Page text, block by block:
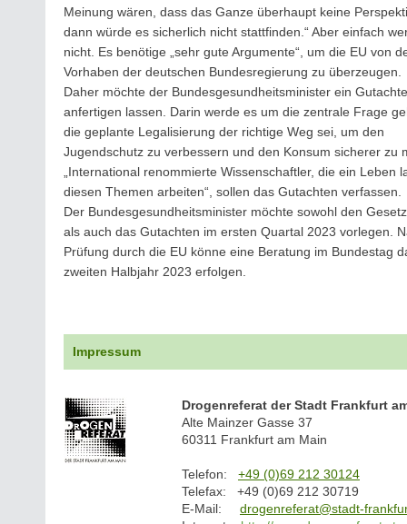
Meinung wären, dass das Ganze überhaupt keine
dann würde es sicherlich nicht stattfinden.“ Aber einfach
nicht. Es benötige „sehr gute Argumente“, um die EU von
Vorhaben der deutschen Bundesregierung zu überzeugen.
Daher möchte der Bundesgesundheitsminister ein
anfertigen lassen. Darin werde es um die zentrale Frage
die geplante Legalisierung der richtige Weg sei, um den
Jugendschutz zu verbessern und den Konsum sicherer zu
„International renommierte Wissenschaftler, die ein Leben
diesen Themen arbeiten“, sollen das Gutachten verfassen.
Der Bundesgesundheitsminister möchte sowohl den
als auch das Gutachten im ersten Quartal 2023 vorlegen.
Prüfung durch die EU könne eine Beratung im Bundestag
zweiten Halbjahr 2023 erfolgen.
Impressum
Drogenreferat der Stadt Frankfurt
Alte Mainzer Gasse 37
60311 Frankfurt am Main
Telefon: +49 (0)69 212 30124
Telefax: +49 (0)69 212 30719
E-Mail: drogenreferat@stadt-